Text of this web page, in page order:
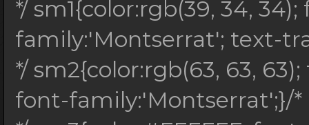
<div
<font
<br>
*/ sm1{color:rgb(39, 34,
family:'Montserrat'; text-
*/ sm2{color:rgb(63, 63,
font-family:'Montserrat';}/*